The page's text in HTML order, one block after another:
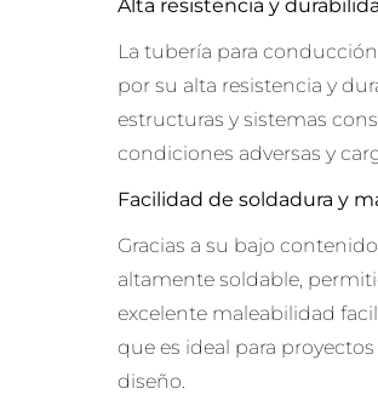
Alta resistencia y
La tubería para
por su alta resistencia y
estructuras y sistemas
condiciones adversas y
Facilidad de soldadura y
Gracias a su bajo
altamente soldable,
excelente maleabilidad
que es ideal para
diseño.